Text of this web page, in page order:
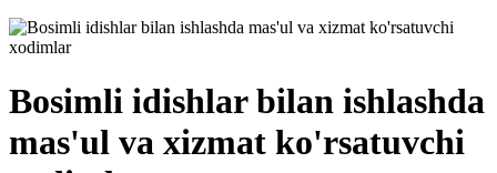
Bosimli idishlar bilan ishlashda
mas'ul va xizmat ko'rsatuvchi